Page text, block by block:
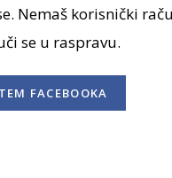
Nemaš korisnički
se u raspravu.
FACEBOOKA